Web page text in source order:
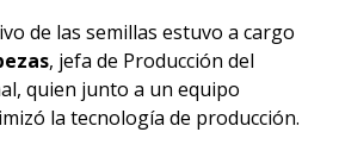
de las semillas estuvo a cargo
, jefa de Producción del
quien junto a un equipo
la tecnología de producción.